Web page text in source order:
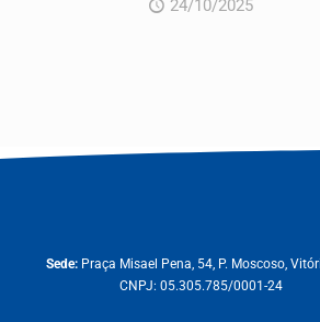
24/10/2025
Sede: Praça Misael Pena, 54, P. Moscoso,
CNPJ: 05.305.785/0001-24